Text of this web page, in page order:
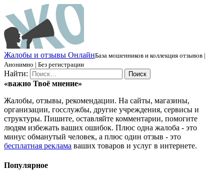
Жалобы и отзывы ОнлайнБаза мошенников и коллекция отзывов |
Анонимно | Без регистрации
Найти:
«важно Твоё мнение»
Жалобы, отзывы, рекомендации. На сайты, магазины,
организации, госслужбы, другие учреждения, сервисы и
структуры. Пишите, оставляйте комментарии, помогите
людям избежать ваших ошибок. Плюс одна жалоба - это
минус обманутый человек, а плюс один отзыв - это
бесплатная реклама ваших товаров и услуг в интернете.
Популярное